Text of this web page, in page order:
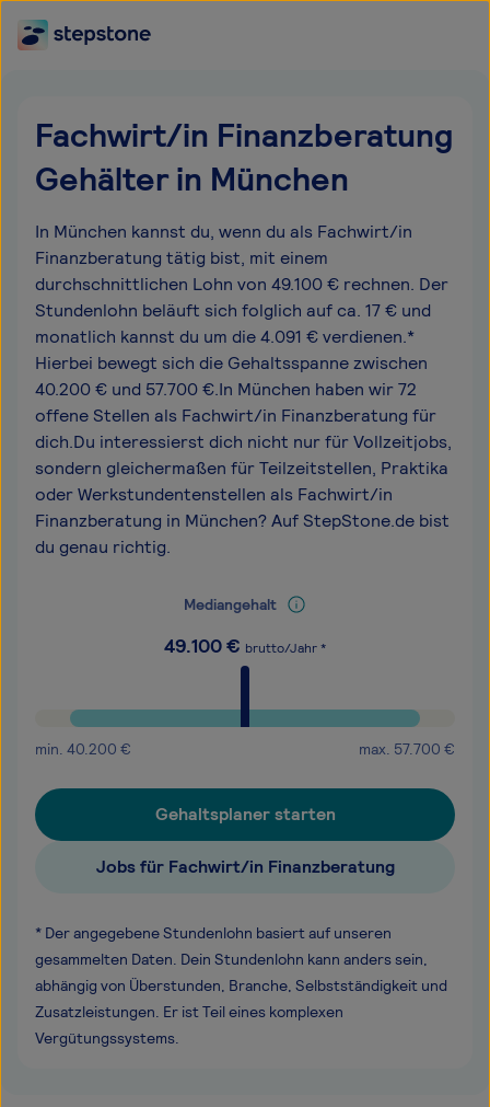
Fachwirt/in Finanzberatung
Gehälter in München
In München kannst du, wenn du als Fachwirt/in
Finanzberatung tätig bist, mit einem
durchschnittlichen Lohn von 49.100 € rechnen. Der
Stundenlohn beläuft sich folglich auf ca. 17 € und
monatlich kannst du um die 4.091 € verdienen.*
Hierbei bewegt sich die Gehaltsspanne zwischen
40.200 € und 57.700 €.In München haben wir 72
offene Stellen als Fachwirt/in Finanzberatung für
dich.Du interessierst dich nicht nur für Vollzeitjobs,
sondern gleichermaßen für Teilzeitstellen, Praktika
oder Werkstundentenstellen als Fachwirt/in
Finanzberatung in München? Auf StepStone.de bist
du genau richtig.
Mediangehalt
49.100€ brutto/Jahr *
min. 40.200 € max. 57.700 €
Gehaltsplaner starten
Jobs für Fachwirt/in Finanzberatung
* Der angegebene Stundenlohn basiert auf unseren
gesammelten Daten. Dein Stundenlohn kann anders sein,
abhängig von Überstunden, Branche, Selbstständigkeit und
Zusatzleistungen. Er ist Teil eines komplexen
Vergütungssystems.